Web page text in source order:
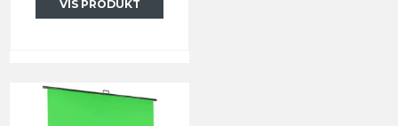
VIS PRODUKT